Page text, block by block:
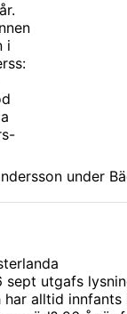
i
under
sept utgafs
alltid